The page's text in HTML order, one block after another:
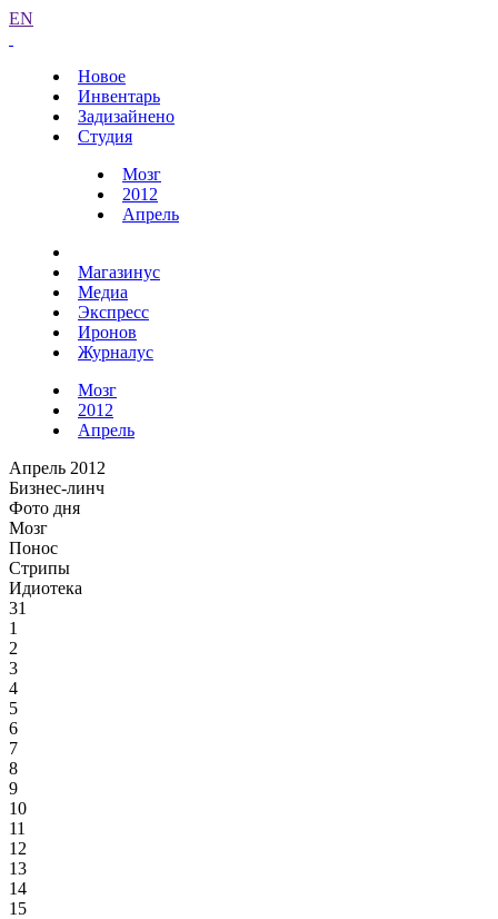
EN
Новое
Инвентарь
Задизайнено
Студия
Мозг
2012
Апрель
Магазинус
Медиа
Экспресс
Иронов
Журналус
Мозг
2012
Апрель
Апрель 2012
Бизнес-линч
Фото дня
Мозг
Понос
Стрипы
Идиотека
31
1
2
3
4
5
6
7
8
9
10
11
12
13
14
15